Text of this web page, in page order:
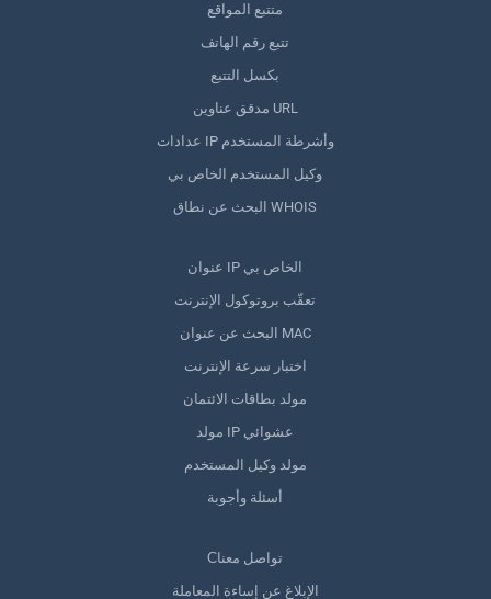
متتبع المواقع
تتبع رقم الهاتف
بكسل التتبع
مدقق عناوين URL
عدادات IP وأشرطة المستخدم
وكيل المستخدم الخاص بي
البحث عن نطاق WHOIS
عنوان IP الخاص بي
تعقّب بروتوكول الإنترنت
البحث عن عنوان MAC
اختبار سرعة الإنترنت
مولد بطاقات الائتمان
مولد IP عشوائي
مولد وكيل المستخدم
أسئلة وأجوبة
Сتواصل معنا
الإبلاغ عن إساءة المعاملة